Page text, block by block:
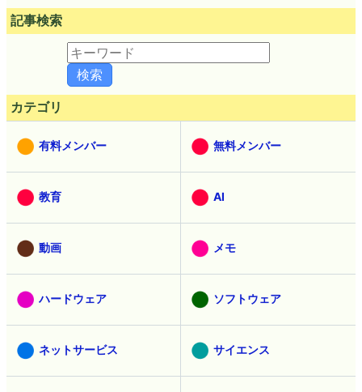
記事検索
カテゴリ
有料メンバー 無料メンバー
教育 AI
動画 メモ
ハードウェア ソフトウェア
ネットサービス サイエンス